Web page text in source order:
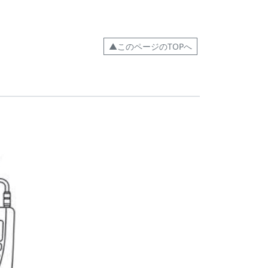
▲このページのTOPへ